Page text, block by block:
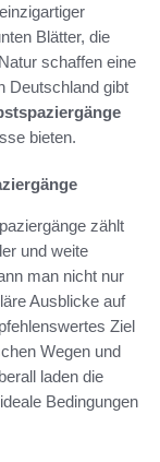
Blätter, die
schaffen eine
Deutschland gibt
bieten.
zählt
und weite
man nicht nur
Ausblicke auf
Ziel
Wegen und
laden die
Bedingungen